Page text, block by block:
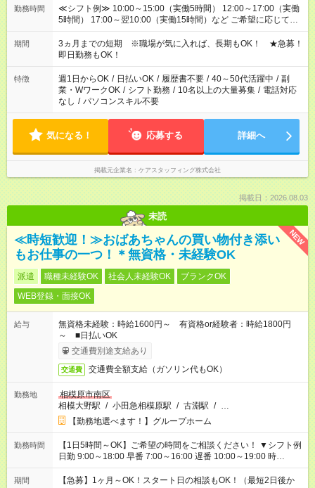
勤務時間
≪シフト例≫ 10:00～15:00（実働5時間） 12:00～17:00（実働
5時間） 17:00～翌10:00（実働15時間）など ご希望に応じて、
働く時間は調整できます！ お気軽に担当へ相談ください！
期間
3ヵ月までの短期 ※職場が気に入れば、長期もOK！ ★急募！
即日勤務もOK！
特徴 週1日からOK / 日払いOK / 履歴書不要 / 40～50代活躍中 / 副
業・WワークOK / シフト勤務 / 10名以上の大量募集 / 電話対応
なし / パソコンスキル不要
気になる！ 応募する 詳細へ
掲載元企業名 ケアスタッフィング株式会社
掲載日：2026.08.03
未読
NEW
≪時短歓迎！≫おばあちゃんの買い物付き添い
もお仕事の一つ！＊無資格・未経験OK
派遣 職種未経験OK 社会人未経験OK
ブランクOK
WEB登録・面接OK
給与
無資格未経験：時給1600円～ 有資格or経験者：時給1800円
～ ■日払いOK
交通費別途支給あり
交通費 交通費全額支給（ガソリン代もOK）
勤務地
相模原市南区
相模大野駅 / 小田急相模原駅 / 古淵駅 / …
【勤務地選べます！】グループホーム
勤務時間
【1日5時間～OK】ご希望の時間をご相談ください！ ▼シフト例
日勤 9:00～18:00 早番 7:00～16:00 遅番 10:00～19:00 時
短 10:00～15:00 上記はあくまで一例です。 「夕方までには帰宅
しておきたい」 「朝はゆっくりのスタートがいい」 「お昼の時
期間
【急募】1ヶ月～OK！スタート日の相談もOK！（最短2日後か